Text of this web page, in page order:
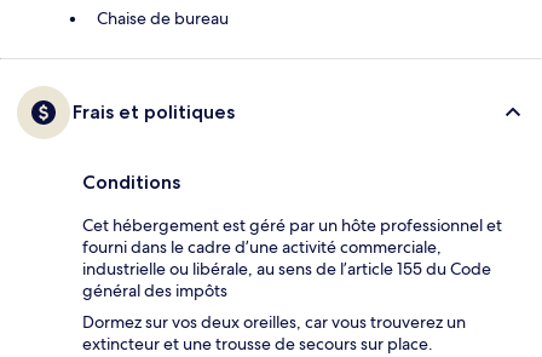
Chaise de bureau
Frais et politiques
Conditions
Cet hébergement est géré par un hôte professionnel et
fourni dans le cadre d’une activité commerciale,
industrielle ou libérale, au sens de l’article 155 du Code
général des impôts
Dormez sur vos deux oreilles, car vous trouverez un
extincteur et une trousse de secours sur place.